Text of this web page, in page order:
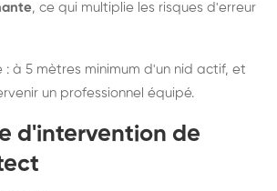
, ce qui multiplie les risques d'erreur
: à 5 mètres minimum d'un nid actif, et
un professionnel équipé.
d'intervention de